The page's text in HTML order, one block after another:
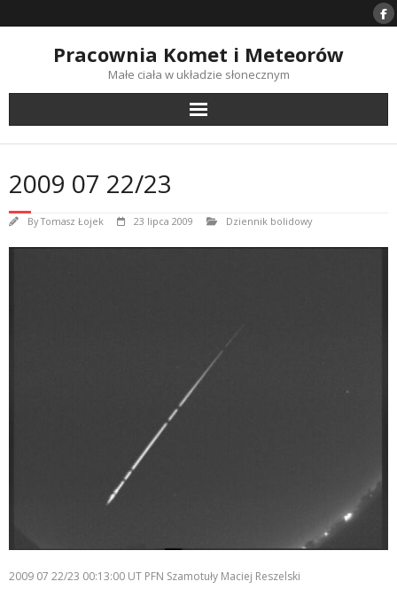
to
Pracownia Komet i Meteorów
Małe ciała w układzie słonecznym
2009 07 22/23
ByTomasz Łojek 23 lipca 2009 Dziennik bolidowy
2009 07 22/23 00:13:00 UT PFN Szamotuły Maciej Reszelski